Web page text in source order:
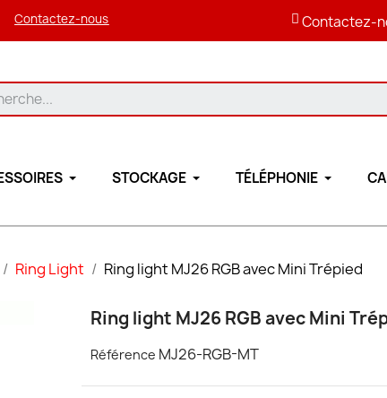
Contactez-nous Contactez-
STOCKAGE TÉLÉPHONIE
Ring Light Ring light MJ26 RGB avec Mini Trépied
Ring light MJ26 RGB avec Mini
Référence MJ26-RGB-MT